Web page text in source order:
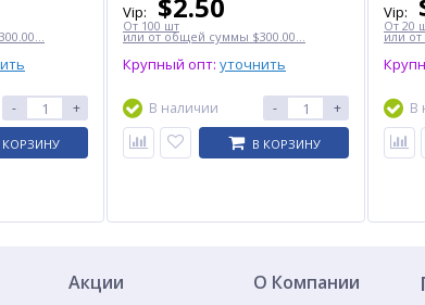
- +
КОРЗИНУ
Vip:
От 100 шт
или от общей суммы $300.00...
Крупный опт: уточнить
В наличии - +
В КОРЗИНУ
Vip:
От 20
или
В
Акции О Компании